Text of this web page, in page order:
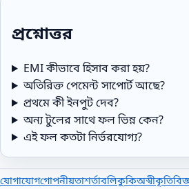
প্রশ্নোত্তর
EMI কীভাবে হিসাব করা হয়?
অতিরিক্ত পেমেন্ট সাপোর্ট আছে?
প্রথমে কী ইনপুট দেব?
অন্য টুলের সাথে ফল ভিন্ন কেন?
এই ফল কতটা নির্ভরযোগ্য?
যোগাযোগগোপনীয়তাশর্তাবলিকুকিঅস্বীকৃতি